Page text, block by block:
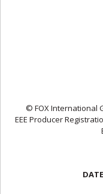
© FOX International
EEE Producer